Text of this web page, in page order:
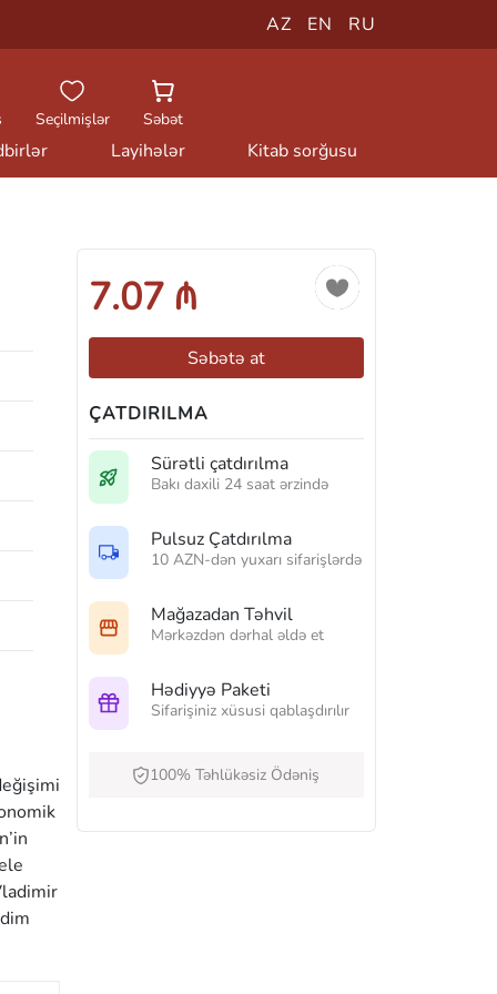
AZ EN RU
Seçilmişlər Səbət
Layihələr Kitab sorğusu
7.07 ₼
Səbətə at
ÇATDIRILMA
Sürətli çatdırılma
Bakı daxili 24 saat ərzində
Pulsuz Çatdırılma
10 AZN-dən yuxarı sifarişlərdə
Mağazadan Təhvil
Mərkəzdən dərhal əldə et
Hədiyyə Paketi
Sifarişiniz xüsusi qablaşdırılır
100% Təhlükəsiz Ödəniş